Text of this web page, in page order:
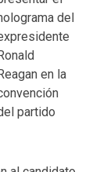
del
en la
partido